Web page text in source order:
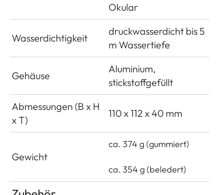
Okular
Wasserdichtigkeit
druckwasserdicht bis 5
m Wassertiefe
Gehäuse
Aluminium,
stickstoffgefüllt
Abmessungen (B x H
x T)
110 x 112 x 40 mm
Gewicht
ca. 374 g (gummiert)
ca. 354 g (beledert)